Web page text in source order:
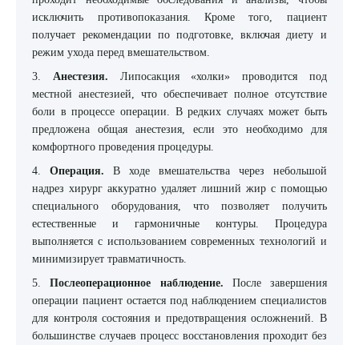
исключить противопоказания. Кроме того, пациент
получает рекомендации по подготовке, включая диету и
режим ухода перед вмешательством.
3.
Анестезия. Липосакция «холки» проводится под
местной анестезией, что обеспечивает полное отсутствие
боли в процессе операции. В редких случаях может быть
предложена общая анестезия, если это необходимо для
комфортного проведения процедуры.
4.Операция. В ходе вмешательства через небольшой
надрез хирург аккуратно удаляет лишний жир с помощью
специального оборудования, что позволяет получить
естественные и гармоничные контуры. Процедура
выполняется с использованием современных технологий и
минимизирует травматичность.
5.Послеоперационное наблюдение. После завершения
операции пациент остается под наблюдением специалистов
для контроля состояния и предотвращения осложнений. В
большинстве случаев процесс восстановления проходит без